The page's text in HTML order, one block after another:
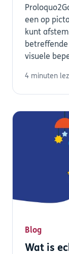
een op
kunt
visuele
4 minuten
Blog
Wat is